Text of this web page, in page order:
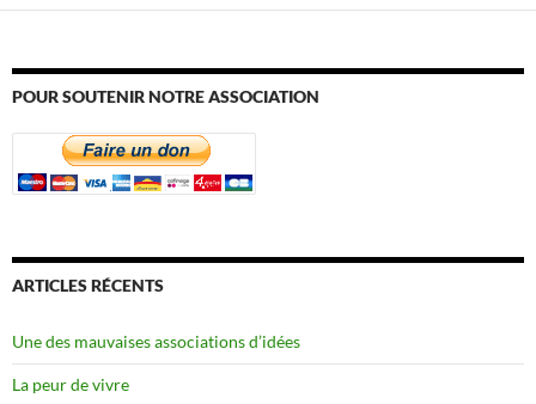
POUR SOUTENIR NOTRE ASSOCIATION
ARTICLES RÉCENTS
Une des mauvaises associations d’idées
La peur de vivre